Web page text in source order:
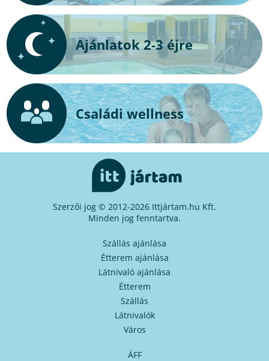
Ajánlatok 2-3 éjre
Családi wellness
Szerzői jog © 2012-2026 Ittjártam.hu Kft.
Minden jog fenntartva.
Szállás ajánlása
Étterem ajánlása
Látnivaló ajánlása
Étterem
Szállás
Látnivalók
Város
ÁFF